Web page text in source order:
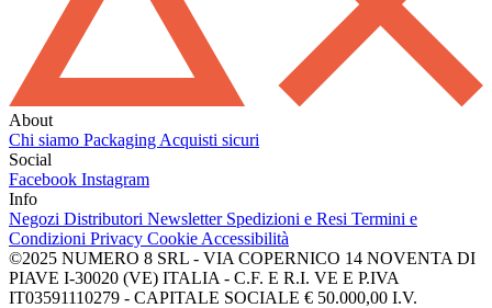
About
Chi siamo Packaging Acquisti sicuri
Social
Facebook Instagram
Info
Negozi Distributori Newsletter Spedizioni e Resi Termini e
Condizioni Privacy Cookie Accessibilità
©2025 NUMERO 8 SRL - VIA COPERNICO 14 NOVENTA DI
PIAVE I-30020 (VE) ITALIA - C.F. E R.I. VE E P.IVA
IT03591110279 - CAPITALE SOCIALE € 50.000,00 I.V.